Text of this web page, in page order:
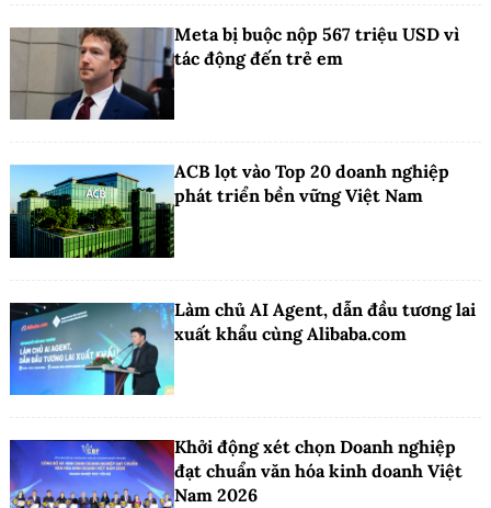
Meta bị buộc nộp 567 triệu USD vì
tác động đến trẻ em
ACB lọt vào Top 20 doanh nghiệp
phát triển bền vững Việt Nam
Làm chủ AI Agent, dẫn đầu tương lai
xuất khẩu cùng Alibaba.com
Khởi động xét chọn Doanh nghiệp
đạt chuẩn văn hóa kinh doanh Việt
Nam 2026